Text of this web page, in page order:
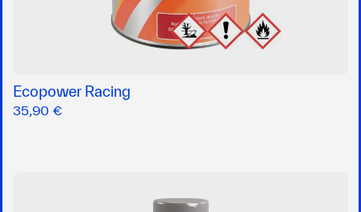
Ecopower Racing
35,90 €